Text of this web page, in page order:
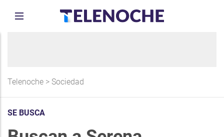
Telenoche > Sociedad
SE BUSCA